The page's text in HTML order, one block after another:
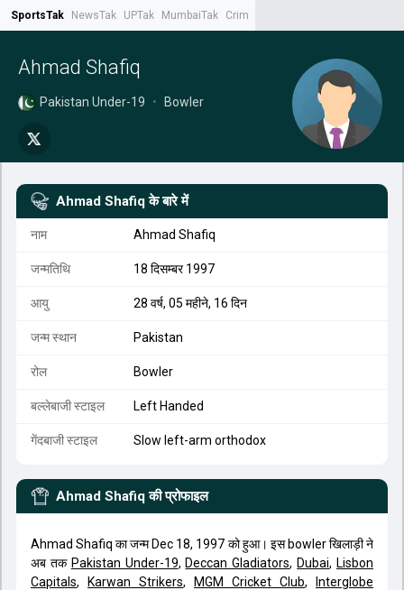
SportsTak NewsTak UPTak MumbaiTak CrimeTak
Ahmad Shafiq
Pakistan Under-19 • Bowler
Ahmad Shafiq के बारे में
नाम Ahmad Shafiq
जन्मतिथि 18 दिसम्बर 1997
आयु 28 वर्ष, 05 महीने, 16 दिन
जन्म स्थान Pakistan
रोल Bowler
बल्लेबाजी स्टाइल Left Handed
गेंदबाजी स्टाइल Slow left-arm orthodox
Ahmad Shafiq की प्रोफाइल
Ahmad Shafiq का जन्म Dec 18, 1997 को हुआ। इस bowler खिलाड़ी ने
अब तक Pakistan Under-19, Deccan Gladiators, Dubai, Lisbon
Capitals, Karwan Strikers, MGM Cricket Club,
Interglobe